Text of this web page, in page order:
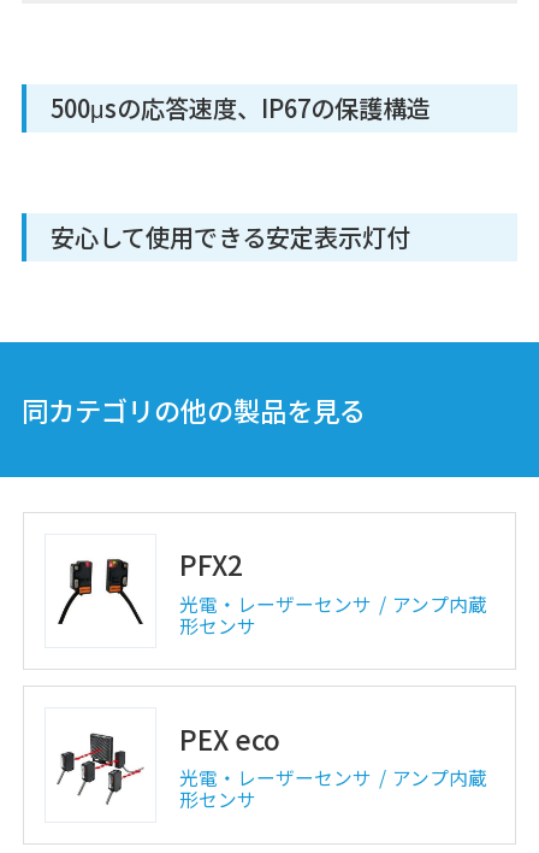
500μsの応答速度、IP67の保護構造
安心して使用できる安定表示灯付
同カテゴリの他の製品を見る
光電・レーザーセンサ アンプ内蔵
形センサ
PEY
光電・レーザーセンサ アンプ内蔵
PEX-107C/307C
光電・レーザーセンサ
PFX2
光電・レーザーセンサ アンプ内蔵
形センサ
PEX eco
光電・レーザーセンサ アンプ内蔵
形センサ